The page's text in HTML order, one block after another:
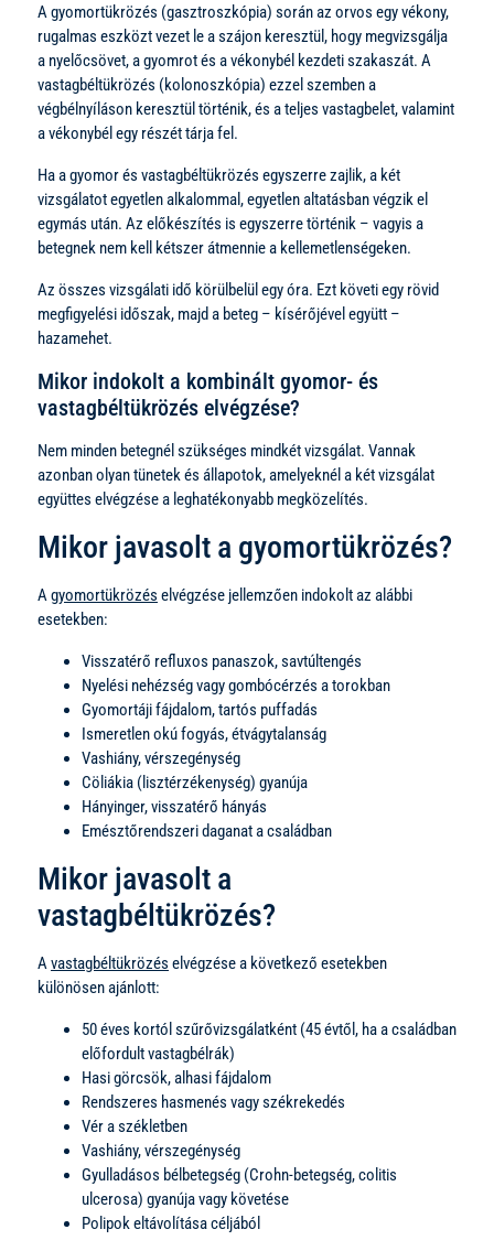
A gyomortükrözés (gasztroszkópia) során az orvos egy vékony,
rugalmas eszközt vezet le a szájon keresztül, hogy megvizsgálja
a nyelőcsövet, a gyomrot és a vékonybél kezdeti szakaszát. A
vastagbéltükrözés (kolonoszkópia) ezzel szemben a
végbélnyíláson keresztül történik, és a teljes vastagbelet, valamint
a vékonybél egy részét tárja fel.
Ha a gyomor és vastagbéltükrözés egyszerre zajlik, a két
vizsgálatot egyetlen alkalommal, egyetlen altatásban végzik el
egymás után. Az előkészítés is egyszerre történik – vagyis a
betegnek nem kell kétszer átmennie a kellemetlenségeken.
Az összes vizsgálati idő körülbelül egy óra. Ezt követi egy rövid
megfigyelési időszak, majd a beteg – kísérőjével együtt –
hazamehet.
Mikor indokolt a kombinált gyomor- és
vastagbéltükrözés elvégzése?
Nem minden betegnél szükséges mindkét vizsgálat. Vannak
azonban olyan tünetek és állapotok, amelyeknél a két vizsgálat
együttes elvégzése a leghatékonyabb megközelítés.
Mikor javasolt a gyomortükrözés?
A gyomortükrözés elvégzése jellemzően indokolt az alábbi
esetekben:
Visszatérő refluxos panaszok, savtúltengés
Nyelési nehézség vagy gombócérzés a torokban
Gyomortáji fájdalom, tartós puffadás
Ismeretlen okú fogyás, étvágytalanság
Vashiány, vérszegénység
Cöliákia (lisztérzékenység) gyanúja
Hányinger, visszatérő hányás
Emésztőrendszeri daganat a családban
Mikor javasolt a
vastagbéltükrözés?
A vastagbéltükrözés elvégzése a következő esetekben
különösen ajánlott:
50 éves kortól szűrővizsgálatként (45 évtől, ha a családban
előfordult vastagbélrák)
Hasi görcsök, alhasi fájdalom
Rendszeres hasmenés vagy székrekedés
Vér a székletben
Vashiány, vérszegénység
Gyulladásos bélbetegség (Crohn-betegség, colitis
ulcerosa) gyanúja vagy követése
Polipok eltávolítása céljából